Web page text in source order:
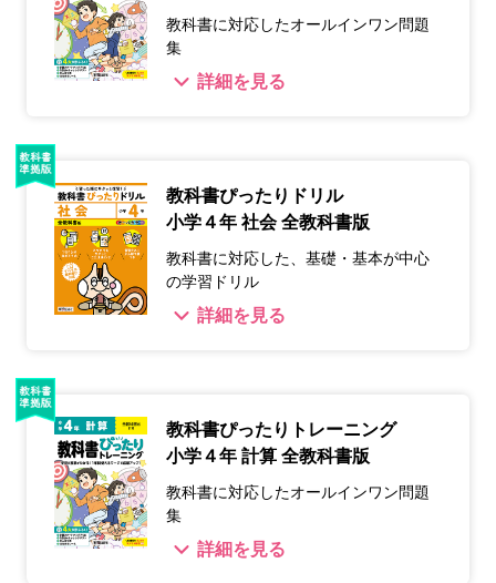
教科書に対応したオールインワン問題
集
詳細を見る
教科書ぴったりドリル
小学４年 社会 全教科書版
教科書に対応した、基礎・基本が中心
の学習ドリル
詳細を見る
教科書ぴったりトレーニング
小学４年 計算 全教科書版
教科書に対応したオールインワン問題
集
詳細を見る